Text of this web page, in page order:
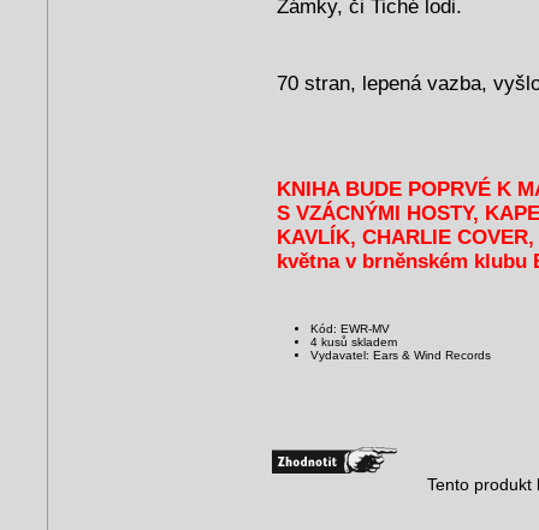
Zámky, či Tiché lodi.
70 stran, lepená vazba,
KNIHA BUDE POPRVÉ K
S VZÁCNÝMI HOSTY,
KAVLÍK, CHARLIE
května v brněnském klubu
Kód: EWR-MV
4 kusů skladem
Vydavatel: Ears & Wind Records
Tento produkt